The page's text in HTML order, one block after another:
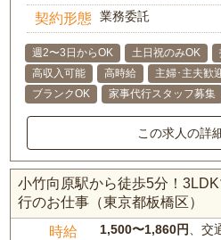
契約形態 業務委託
週2〜3日からOK 土日祝のみOK
高収入可能
高時給 主婦･主夫歓
ブランクOK
家事代行スタッフ募集
この求人の詳
小竹向原駅から徒歩5分！
行のお仕事（東京都板橋区）
時給 1,500〜1,860円 、